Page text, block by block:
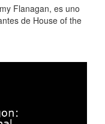
Flanagan, es uno
de House of the